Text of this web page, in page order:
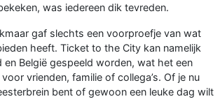
was iedereen dik tevreden.
gaf slechts een voorproefje van wat
heeft. Ticket to the City kan namelijk
en België gespeeld worden, wat het een
vrienden, familie of collega’s. Of je nu
bent of gewoon een leuke dag wilt